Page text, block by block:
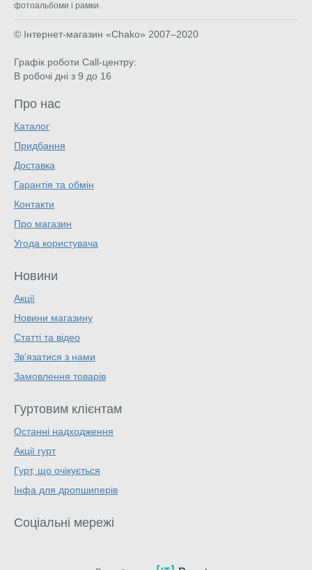
фотоальбоми і рамки.
© Інтернет-магазин «Chako» 2007–2020
Графік роботи Call-центру:
В робочі дні з 9 до 16
Про нас
Каталог
Придбання
Доставка
Гарантія та обмін
Контакти
Про магазин
Угода користувача
Новини
Акції
Новини магазину
Статті та відео
Зв'язатися з нами
Замовлення товарів
Гуртовим клієнтам
Останні надходження
Акції гурт
Гурт, що очікується
Інфа для дропшиперів
Соціальні мережі